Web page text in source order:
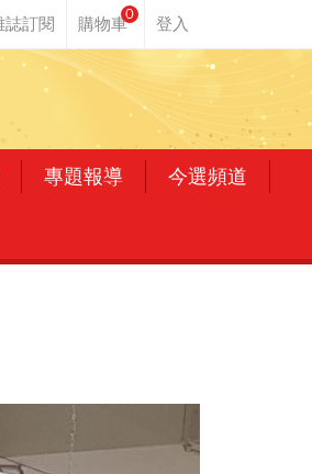
0
專題報導 今選頻道